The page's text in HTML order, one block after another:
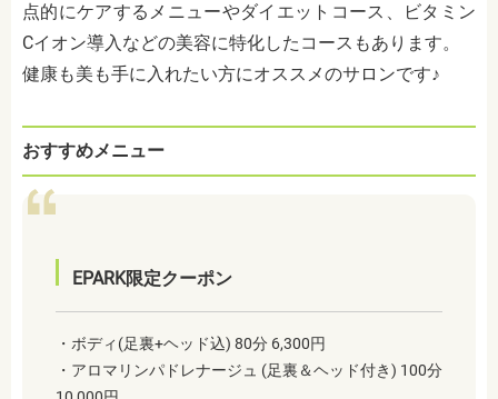
点的にケアするメニューやダイエットコース、ビタミン
Cイオン導入などの美容に特化したコースもあります。
健康も美も手に入れたい方にオススメのサロンです♪
おすすめメニュー
EPARK限定クーポン
・ボディ(足裏+ヘッド込) 80分 6,300円
・アロマリンパドレナージュ (足裏＆ヘッド付き) 100分